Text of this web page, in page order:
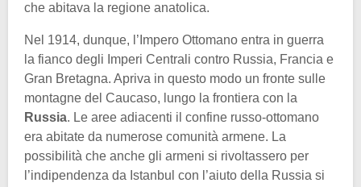
che abitava la regione anatolica.
Nel 1914, dunque, l’Impero Ottomano entra in guerra
la fianco degli Imperi Centrali contro Russia, Francia e
Gran Bretagna. Apriva in questo modo un fronte sulle
montagne del Caucaso, lungo la frontiera con la
Russia. Le aree adiacenti il confine russo-ottomano
era abitate da numerose comunità armene. La
possibilità che anche gli armeni si rivoltassero per
l’indipendenza da Istanbul con l’aiuto della Russia si